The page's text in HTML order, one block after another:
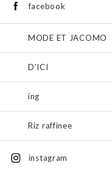
facebook
MODE ET JACOMO
D'ICI
ing
Riz raffinee
instagram